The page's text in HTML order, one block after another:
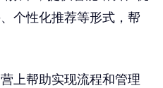
个性化推荐等形式，帮
上帮助实现流程和管理